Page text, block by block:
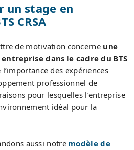
un stage en
CRSA
de motivation concerne une
dans le cadre du BTS
des expériences
professionnel de
pour lesquelles l’entreprise
idéal pour la
aussi notre modèle de